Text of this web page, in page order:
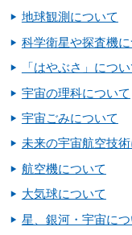
地球観測について
科学衛星や探査機
「はやぶさ」につ
宇宙の理科について
宇宙ごみについて
未来の宇宙航空技
航空機について
大気球について
星、銀河・宇宙につ